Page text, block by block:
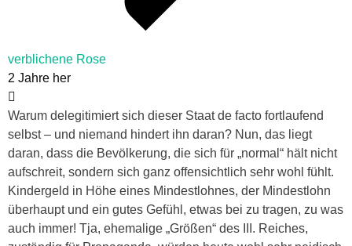
verblichene Rose
2 Jahre her
Warum delegitimiert sich dieser Staat de facto fortlaufend
selbst – und niemand hindert ihn daran? Nun, das liegt
daran, dass die Bevölkerung, die sich für „normal“ hält nicht
aufschreit, sondern sich ganz offensichtlich sehr wohl fühlt.
Kindergeld in Höhe eines Mindestlohnes, der Mindestlohn
überhaupt und ein gutes Gefühl, etwas bei zu tragen, zu was
auch immer! Tja, ehemalige „Größen“ des III. Reiches,